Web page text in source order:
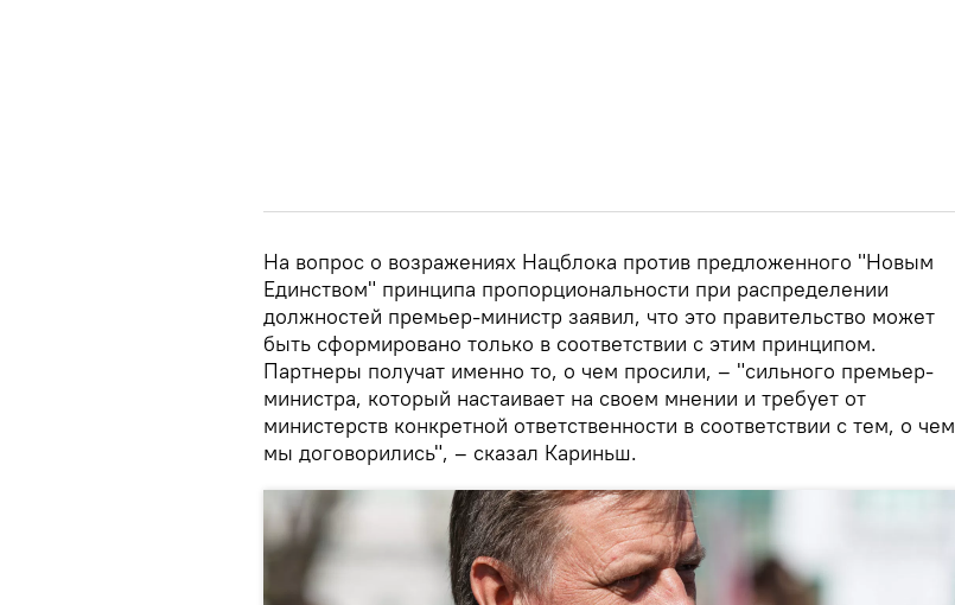
На вопрос о возражениях Нацблока против предложенного "Новым
Единством" принципа пропорциональности при распределении
должностей премьер-министр заявил, что это правительство может
быть сформировано только в соответствии с этим принципом.
Партнеры получат именно то, о чем просили, – "сильного премьер-
министра, который настаивает на своем мнении и требует от
министерств конкретной ответственности в соответствии с тем, о чем
мы договорились", – сказал Кариньш.